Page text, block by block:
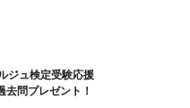
ジュ検定受験応援
去問プレゼント！